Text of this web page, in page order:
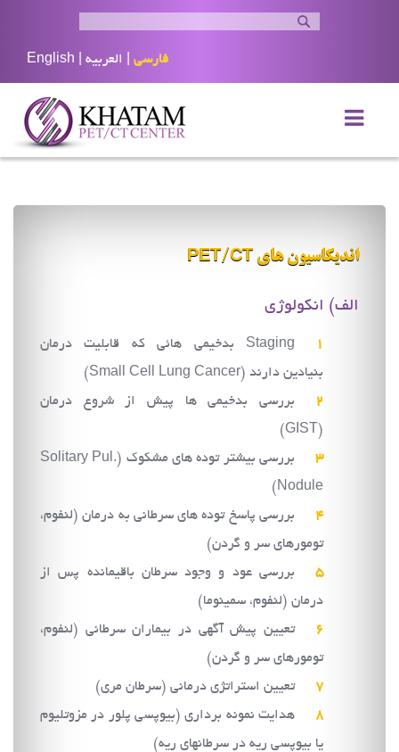
فارسی العربيه English
اندیکاسیون های PET/CT
الف) انکولوژی
Staging بدخیمی هائی که قابلیت درمان
بنیادین دارند (Small Cell Lung Cancer)
بررسی بدخیمی ها پیش از شروع درمان
(GIST)
بررسی بیشتر توده های مشکوک (Solitary Pul.
Nodule)
بررسی پاسخ توده های سرطانی به درمان (لنفوم،
تومورهای سر و گردن)
بررسی عود و وجود سرطان باقیمانده پس از
درمان (لنفوم، سمینوما)
تعیین پیش آگهی در بیماران سرطانی (لنفوم،
تومورهای سر و گردن)
تعیین استراتژی درمانی (سرطان مری)
هدایت نمونه برداری (بیوپسی پلور در مزوتلیوم
یا بیوپسی ریه در سرطانهای ریه)